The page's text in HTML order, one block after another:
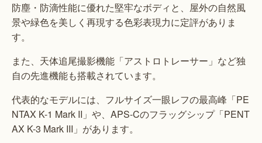
防塵・防滴性能に優れた堅牢なボディと、屋外の自然風
景や緑色を美しく再現する色彩表現力に定評がありま
す。
また、天体追尾撮影機能「アストロトレーサー」など独
自の先進機能も搭載されています。
代表的なモデルには、フルサイズ一眼レフの最高峰「PE
NTAX K-1 Mark II」や、APS-Cのフラッグシップ「PENT
AX K-3 Mark III」があります。